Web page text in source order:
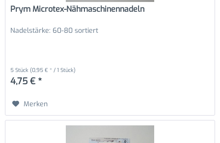
Prym Microtex-Nähmaschinennadeln
Nadelstärke: 60-80 sortiert
5 Stück (0,95 € * / 1 Stück)
4,75 € *
Merken